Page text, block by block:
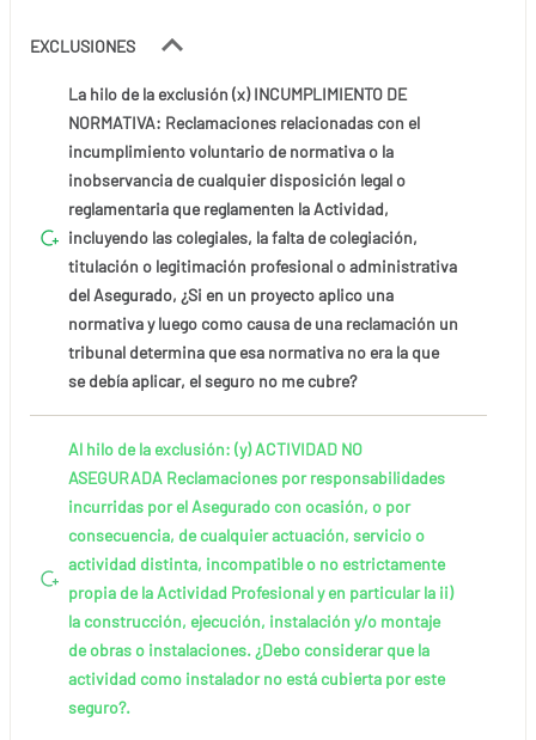
EXCLUSIONES
La hilo de la exclusión (x) INCUMPLIMIENTO DE
NORMATIVA: Reclamaciones relacionadas con el
incumplimiento voluntario de normativa o la
inobservancia de cualquier disposición legal o
reglamentaria que reglamenten la Actividad,
incluyendo las colegiales, la falta de colegiación,
titulación o legitimación profesional o administrativa
del Asegurado, ¿Si en un proyecto aplico una
normativa y luego como causa de una reclamación un
tribunal determina que esa normativa no era la que
se debía aplicar, el seguro no me cubre?
Al hilo de la exclusión: (y) ACTIVIDAD NO
ASEGURADA Reclamaciones por responsabilidades
incurridas por el Asegurado con ocasión, o por
consecuencia, de cualquier actuación, servicio o
actividad distinta, incompatible o no estrictamente
propia de la Actividad Profesional y en particular la ii)
la construcción, ejecución, instalación y/o montaje
de obras o instalaciones. ¿Debo considerar que la
actividad como instalador no está cubierta por este
seguro?.